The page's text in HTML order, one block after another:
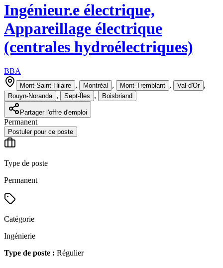
Ingénieur.e électrique,
Appareillage électrique
(centrales hydroélectriques)
BBA
Mont-Saint-Hilaire , Montréal , Mont-Tremblant , Val-d'Or ,
Rouyn-Noranda , Sept-Îles , Boisbriand
Partager l'offre d'emploi
Permanent
Postuler pour ce poste
Type de poste
Permanent
Catégorie
Ingénierie
Type de poste : Régulier